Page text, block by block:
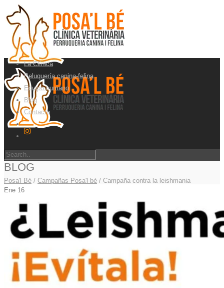
La Clínica
Peluquería canina-felina
Equipo humano
Blog
Contacto
BLOG
Posa'l Bé / Campañas Posa'l bé / Campaña contra la leishmania
Ene 16